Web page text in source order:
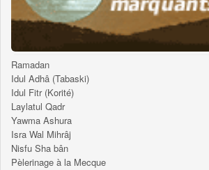
Ramadan
Idul Adhâ (Tabaski)
Idul Fitr (Korité)
Laylatul Qadr
Yawma Ashura
Isra Wal Mihrâj
Nisfu Sha bân
Pèlerinage à la Mecque